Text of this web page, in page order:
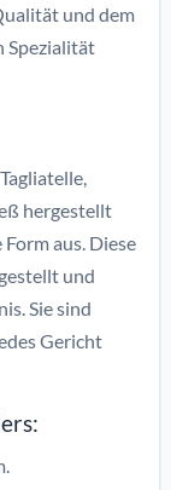
und dem
Spezialität
hergestellt
aus. Diese
und
Sie sind
Gericht